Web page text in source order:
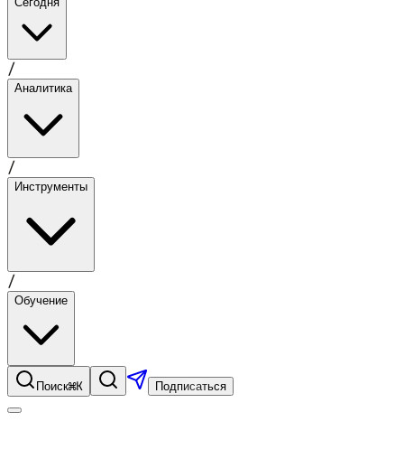
/
Аналитика
/
Инструменты
/
Обучение
Поиск⌘K Подписаться